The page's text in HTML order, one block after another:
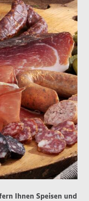
Ihnen Speisen und